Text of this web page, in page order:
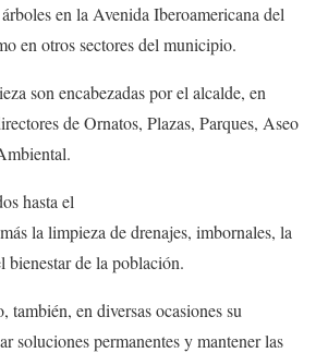
en la Avenida Iberoamericana del
en otros sectores del municipio.
son encabezadas por el alcalde, en
de Ornatos, Plazas, Parques, Aseo
hasta el
la limpieza de drenajes, imbornales, la
bienestar de la población.
también, en diversas ocasiones su
soluciones permanentes y mantener las